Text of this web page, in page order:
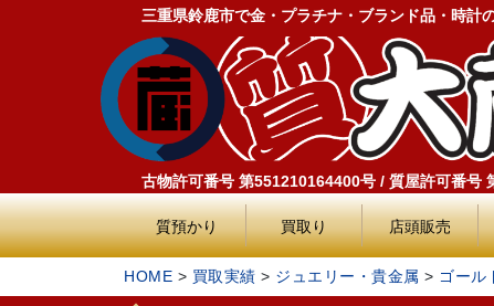
三重県鈴鹿市で金・プラチナ・ブランド品・時計
古物許可番号 第551210164400号 / 質屋許可番号
質預かり 買取り 店頭販売
HOME > 買取実績 > ジュエリー・貴金属 > ゴール